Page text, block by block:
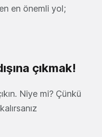
en önemli yol;
çıkmak!
Niye mi? Çünkü